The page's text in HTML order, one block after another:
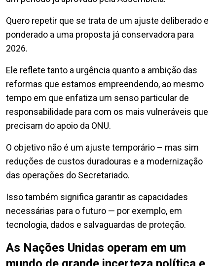
Quero repetir que se trata de um ajuste deliberado e
ponderado a uma proposta já conservadora para
2026.
Ele reflete tanto a urgência quanto a ambição das
reformas que estamos empreendendo, ao mesmo
tempo em que enfatiza um senso particular de
responsabilidade para com os mais vulneráveis que
precisam do apoio da ONU.
O objetivo não é um ajuste temporário – mas sim
reduções de custos duradouras e a modernização
das operações do Secretariado.
Isso também significa garantir as capacidades
necessárias para o futuro — por exemplo, em
tecnologia, dados e salvaguardas de proteção.
As Nações Unidas operam em um